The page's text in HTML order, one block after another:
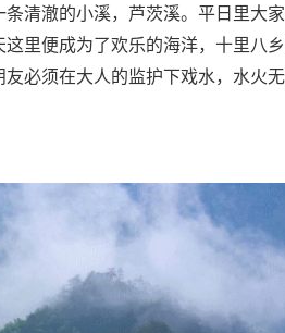
清澈的小溪，芦茨溪。平日里大
里便成为了欢乐的海洋，十里八
必须在大人的监护下戏水，水火